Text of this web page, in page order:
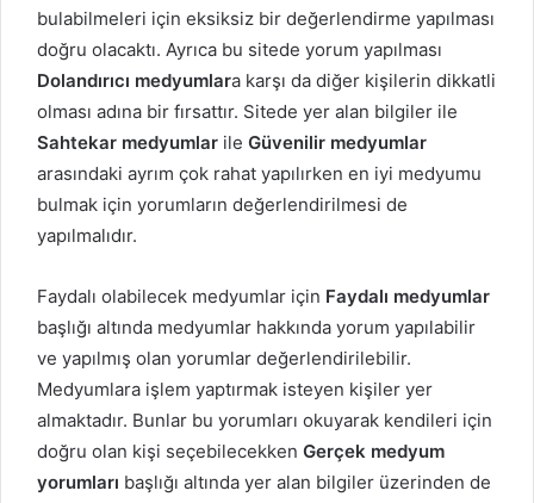
bulabilmeleri için eksiksiz bir değerlendirme yapılması
doğru olacaktı. Ayrıca bu sitede yorum yapılması
Dolandırıcı medyumlara karşı da diğer kişilerin dikkatli
olması adına bir fırsattır. Sitede yer alan bilgiler ile
Sahtekar medyumlar ile Güvenilir medyumlar
arasındaki ayrım çok rahat yapılırken en iyi medyumu
bulmak için yorumların değerlendirilmesi de
yapılmalıdır.
Faydalı olabilecek medyumlar için Faydalı medyumlar
başlığı altında medyumlar hakkında yorum yapılabilir
ve yapılmış olan yorumlar değerlendirilebilir.
Medyumlara işlem yaptırmak isteyen kişiler yer
almaktadır. Bunlar bu yorumları okuyarak kendileri için
doğru olan kişi seçebilecekken Gerçek medyum
yorumları başlığı altında yer alan bilgiler üzerinden de